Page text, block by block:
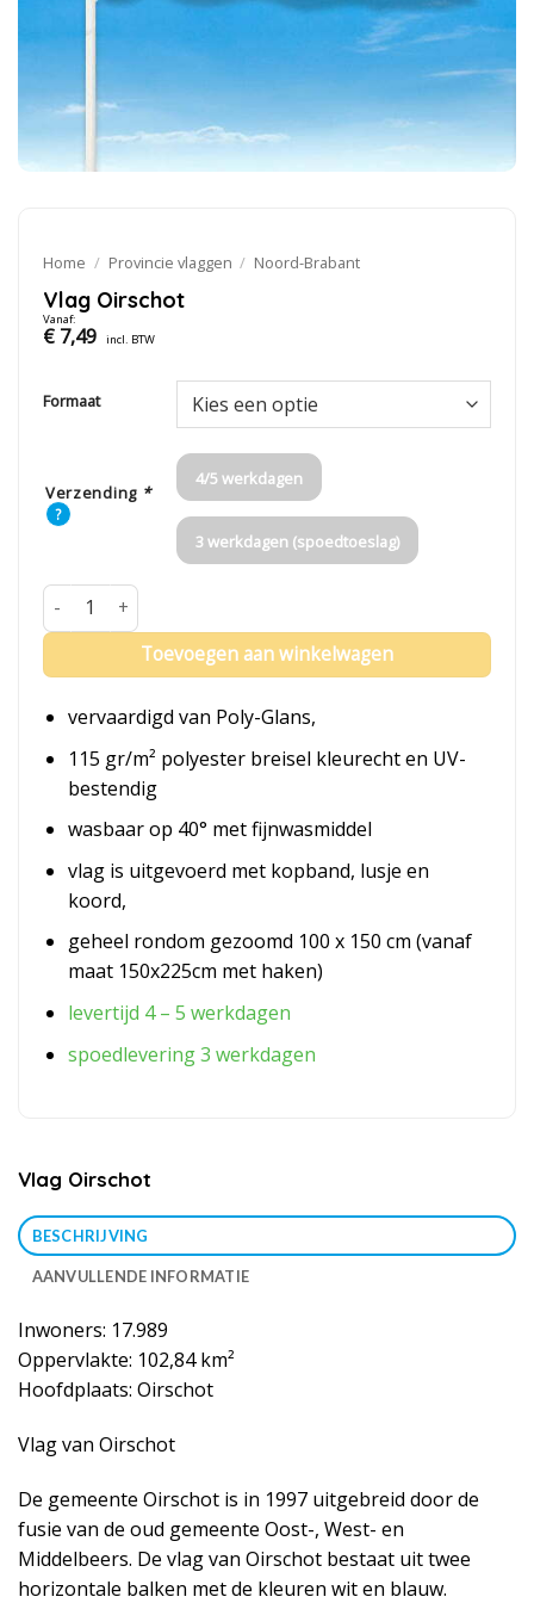
Home / Provincie vlaggen / Noord-Brabant
Vlag Oirschot
Vanaf:
€7,49 incl. BTW
Formaat
Verzending *
?
4/5 werkdagen
3 werkdagen (spoedtoeslag)
Vlag Oirschot aantal
Toevoegen aan winkelwagen
vervaardigd van Poly-Glans,
115 gr/m² polyester breisel kleurecht en UV-
bestendig
wasbaar op 40° met fijnwasmiddel
vlag is uitgevoerd met kopband, lusje en
koord,
geheel rondom gezoomd 100 x 150 cm (vanaf
maat 150x225cm met haken)
levertijd 4 – 5 werkdagen
spoedlevering 3 werkdagen
Vlag Oirschot
BESCHRIJVING
AANVULLENDE INFORMATIE
Inwoners: 17.989
Oppervlakte: 102,84 km²
Hoofdplaats: Oirschot
Vlag van Oirschot
De gemeente Oirschot is in 1997 uitgebreid door de
fusie van de oud gemeente Oost-, West- en
Middelbeers. De vlag van Oirschot bestaat uit twee
horizontale balken met de kleuren wit en blauw.